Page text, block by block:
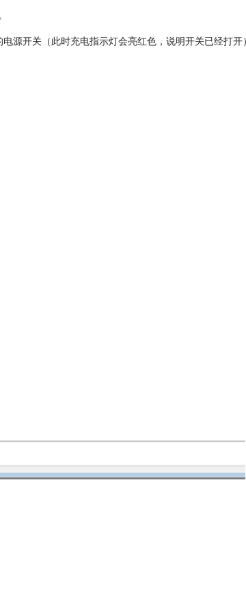
源开关（此时充电指示灯会亮红色，说明开关已经打开